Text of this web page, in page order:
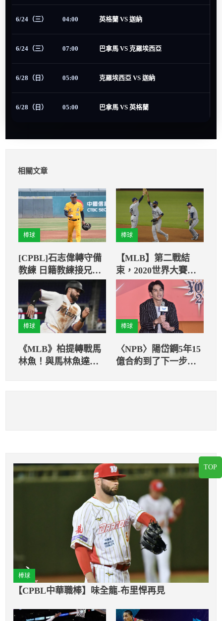
6/24（三） 04:00 英格蘭 VS 迦納
6/24（三） 07:00 巴拿馬 VS 克羅埃西亞
6/28（日） 05:00 克羅埃西亞 VS 迦納
6/28（日） 05:00 巴拿馬 VS 英格蘭
相關文章
棒球
[CPBL]石志偉轉守備
教練 日籍教練接兄弟
棒球
【MLB】第二戰結
束，2020世界大賽雙
冠拉鋸
棒球
《MLB》柏提轉戰馬
林魚！與馬林魚達成
棒球
〈NPB〉陽岱鋼5年15
億合約到了下一步？
棒球
【CPBL中華職棒】味全龍-布里悍再見
TOP